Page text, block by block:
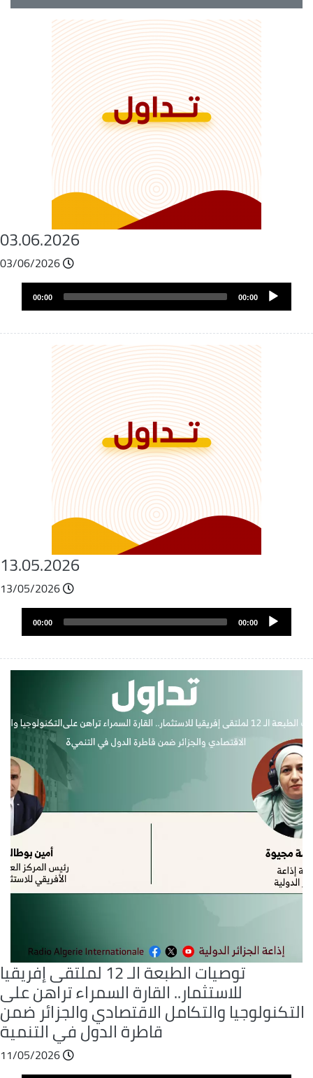
03.06.2026
Fichier
audio
00:00
00:00
13.05.2026
Fichier
audio
00:00
00:00
توصيات الطبعة الـ 12 لملتقى إفريقيا
للاستثمار.. القارة السمراء تراهن على
التكنولوجيا والتكامل الاقتصادي والجزائر ضمن
قاطرة الدول في التنمية
Fichier